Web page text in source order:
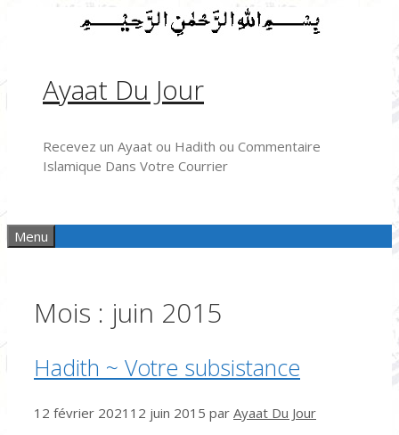
Ayaat Du Jour
Recevez un Ayaat ou Hadith ou Commentaire
Islamique Dans Votre Courrier
Menu
Mois : juin 2015
Hadith ~ Votre subsistance
12 février 2021 12 juin 2015 par Ayaat Du Jour